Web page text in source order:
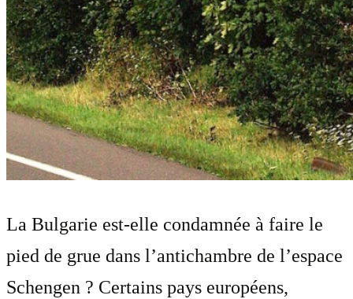
La Bulgarie est-elle condamnée à faire le
pied de grue dans l’antichambre de l’espace
Schengen ? Certains pays européens,